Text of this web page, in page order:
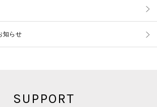
知らせ
SUPPORT